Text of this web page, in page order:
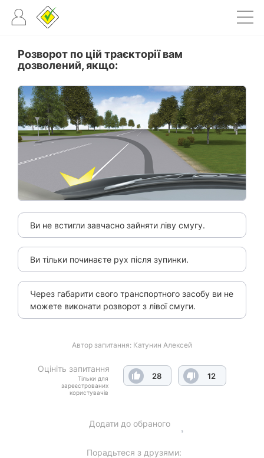
Розворот по цій траєкторії вам
дозволений, якщо:
Ви не встигли завчасно зайняти ліву смугу.
Ви тільки починаєте рух після зупинки.
Через габарити свого транспортного засобу ви не
можете виконати розворот з лівої смуги.
Автор запитання: Катунин Алексей
Оцініть запитання
Тільки для
зареєстрованих
користувачів
28 12
Додати до обраного
Порадьтеся з друзями: